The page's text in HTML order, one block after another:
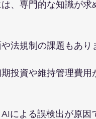
、専門的な知識が
法規制の課題もあり
投資や維持管理費用
による誤検出が原